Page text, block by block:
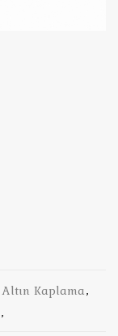
Altın Kaplama,
,